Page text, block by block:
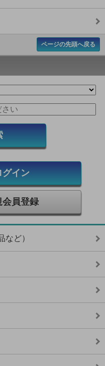
ページの先頭へ戻る
グイン
会員登録
など）